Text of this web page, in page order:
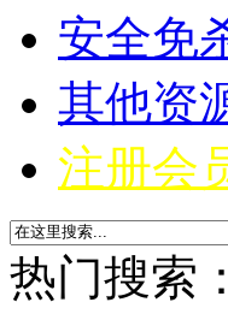
安全免
其他资
注册会
热门搜索